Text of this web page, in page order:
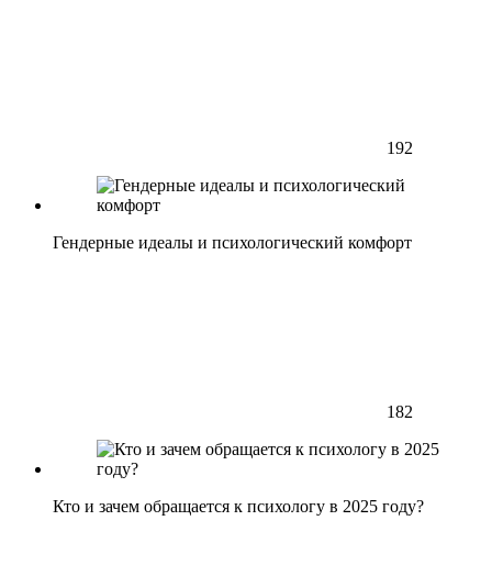
192
Гендерные идеалы и психологический комфорт
182
Кто и зачем обращается к психологу в 2025 году?